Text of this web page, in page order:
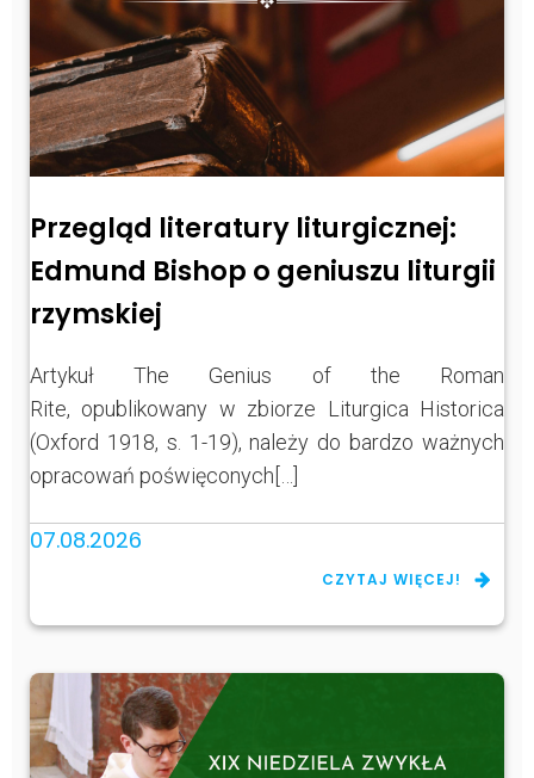
Przegląd literatury liturgicznej:
Edmund Bishop o geniuszu liturgii
rzymskiej
Artykuł The Genius of the Roman
Rite, opublikowany w zbiorze Liturgica Historica
(Oxford 1918, s. 1-19), należy do bardzo ważnych
opracowań poświęconych[…]
07.08.2026
CZYTAJ WIĘCEJ!